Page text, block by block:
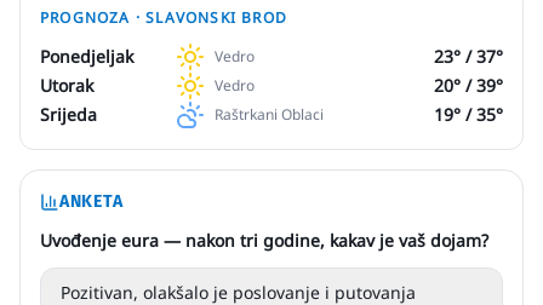
PROGNOZA ·SLAVONSKI BROD
Ponedjeljak Vedro 23° /37°
Utorak
Vedro 20° /39°
Srijeda
Raštrkani Oblaci 19° /35°
ANKETA
Uvođenje eura — nakon tri godine, kakav je vaš dojam?
Pozitivan, olakšalo je poslovanje i putovanja